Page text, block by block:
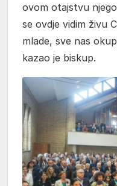
ovom otajstvu
se ovdje vidim živu
mlade, sve nas
kazao je biskup.